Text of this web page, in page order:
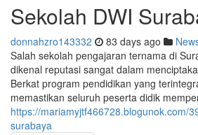
Sekolah DWI
donnahzro143332 83 days ago
Salah sekolah pengajaran ternama di
dikenal reputasi sangat dalam
Berkat program pendidikan yang
memastikan seluruh peserta didik
https://mariamyjtf466728.blogunok.com/
surabaya